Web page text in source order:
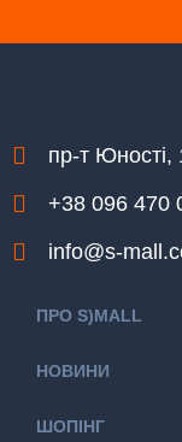
пр-т Юності,
+38 096 470
info@s-
ПРО S)MALL
НОВИНИ
ШОПІНГ